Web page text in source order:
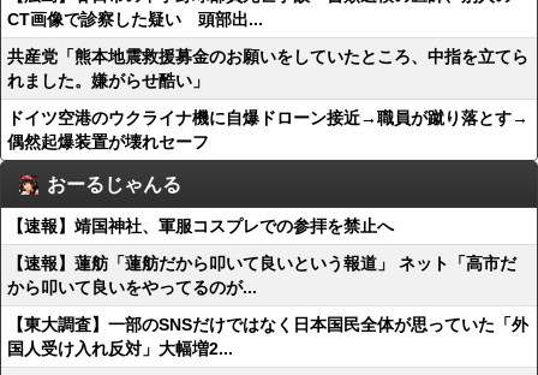
CT画像で診察した疑い 頭部出...
共産党「熊本地震救援募金のお願いをしていたところ、中指を立てら
れました。嫌がらせ酷い」
ドイツ空港のウクライナ機に自爆ドローン接近→職員が蹴り落とす→
偶然起爆装置が壊れセーフ
おーるじゃんる
【速報】靖国神社、軍服コスプレでの参拝を禁止へ
【速報】蓮舫「蓮舫だから叩いて良いという報道」 ネット「高市だ
から叩いて良いをやってるのが...
【東大調査】一部のSNSだけではなく日本国民全体が思っていた「外
国人受け入れ反対」大幅増2...